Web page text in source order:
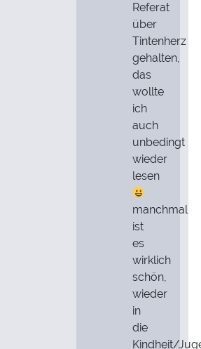
Referat
über
Tintenherz
gehalten,
das
wollte
ich
auch
unbedingt
wieder
lesen
manchmal
ist
es
wirklich
schön,
wieder
in
die
Kindheit/